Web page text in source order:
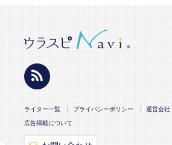
ライター一覧 プライバシーポリシー 運営会社
広告掲載について